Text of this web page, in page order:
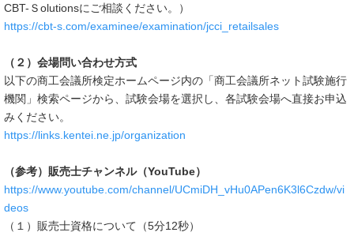
CBT-Ｓolutionsにご相談ください。）
https://cbt-s.com/examinee/examination/jcci_retailsales
（２）会場問い合わせ方式
以下の商工会議所検定ホームページ内の「商工会議所ネット試験施行
機関」検索ページから、試験会場を選択し、各試験会場へ直接お申込
みください。
https://links.kentei.ne.jp/organization
（参考）販売士チャンネル（YouTube）
https://www.youtube.com/channel/UCmiDH_vHu0APen6K3l6Czdw/vi
deos
（１）販売士資格について（5分12秒）